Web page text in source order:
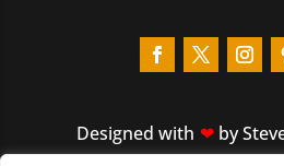
Designed with by